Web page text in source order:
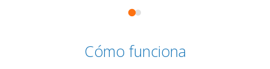
Cómo funciona